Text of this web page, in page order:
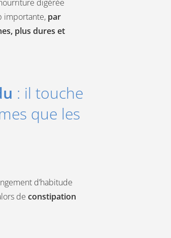
digérée
importante, par
plus dures et
: il touche
que les
d’habitude
de constipation